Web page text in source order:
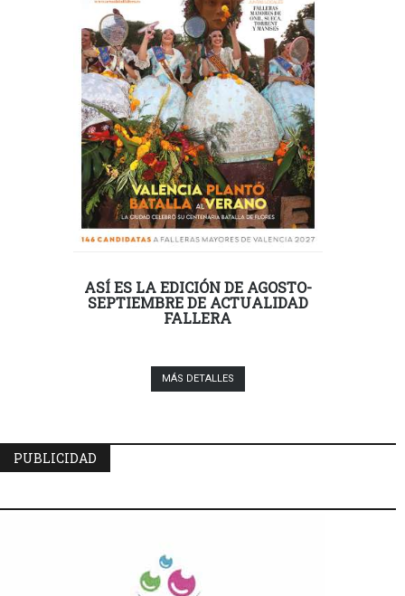
ASÍ ES LA EDICIÓN DE AGOSTO-
SEPTIEMBRE DE ACTUALIDAD
FALLERA
MÁS DETALLES
PUBLICIDAD